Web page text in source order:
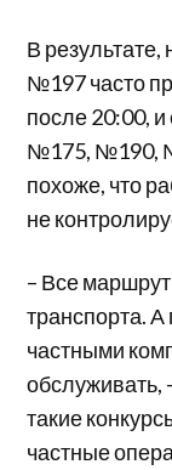
В
№197 часто
после 20:00,
№175, №190,
похоже, что
не
– Все
транспорта.
частными
обслуживать,
такие
частные